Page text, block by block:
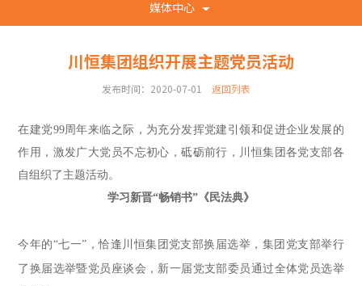
媒体中心
川恒集团组织开展主题党员活动
发布时间：2020-07-01 返回列表
在建党99周年来临之际，为充分发挥党建引领和促进企业发展 的
作用 ，激发广大党员不忘初心，砥砺前行 ， 川恒集团各党支部各
自组织了主题活动。
学习新晋“畅销书”《民法典》
今年的“七一” ，恰逢川恒集团党支部换届选举，集团党支部举行
了换届选举暨党员座谈会 ， 新一届党支部委员通过全体党员选举